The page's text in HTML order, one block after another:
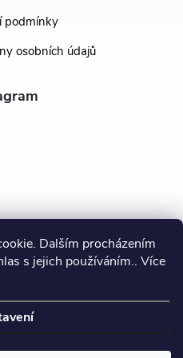
Dalším procházením
s jejich používáním.. Více
podmínky
osobních údajů